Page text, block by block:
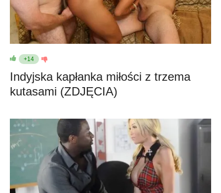
+14
Indyjska kapłanka miłości z trzema
kutasami (ZDJĘCIA)